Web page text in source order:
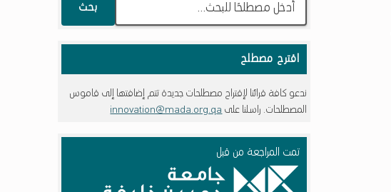
بحث
اقترح مصطلح
ندعو كافة قرائنا لإقتراح مصطلحات جديدة تتم إضافتها إلى قاموس
المصطلحات. راسلنا على innovation@mada.org.qa
تمت المراجعة من قبل